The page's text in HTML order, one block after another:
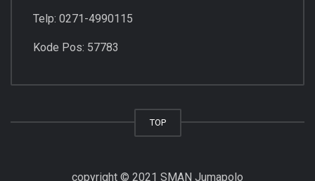
Telp: 0271-4990115
Kode Pos: 57783
TOP
copyright © 2021 SMAN Jumapolo